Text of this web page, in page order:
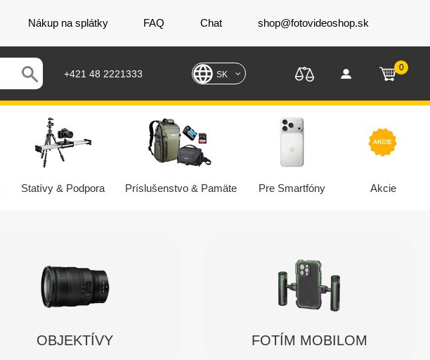
Nákup na splátky FAQ Chat shop@fotovideoshop.sk
+421 48 2221333 SK
0
Statívy & Podpora Príslušenstvo & Pamäte Pre Smartfóny Akcie
OBJEKTÍVY FOTÍM MOBILOM